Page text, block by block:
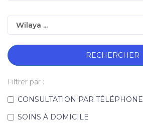
RECHERCHER
Filtrer par :
CONSULTATION PAR TÉLÉPHONE
SOINS À DOMICILE